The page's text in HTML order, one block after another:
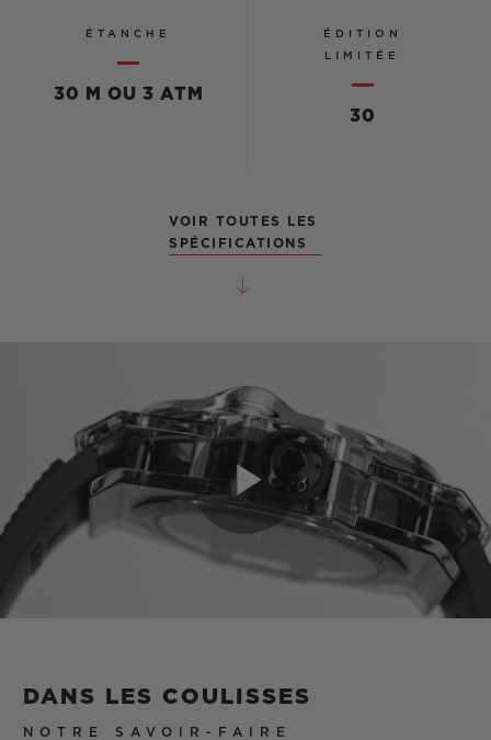
ÉTANCHE
30 M OU 3 ATM
ÉDITION
LIMITÉE
30
VOIR TOUTES LES
SPÉCIFICATIONS
Play
DANS LES COULISSES
NOTRE SAVOIR-FAIRE